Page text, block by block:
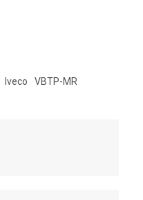
Iveco VBTP-MR